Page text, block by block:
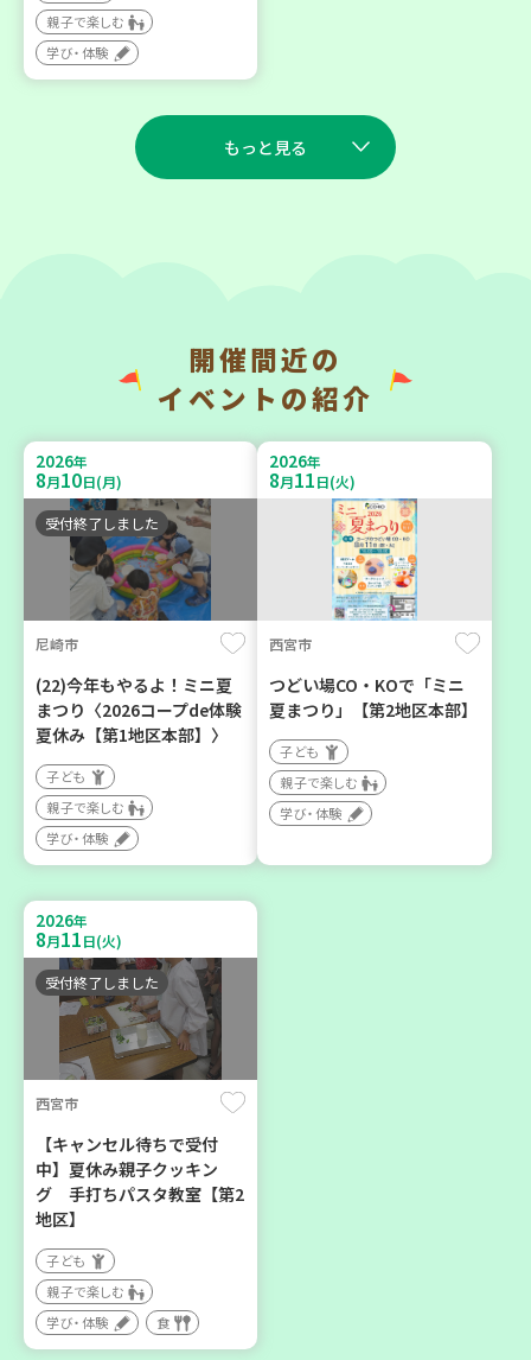
親子で楽しむ
学び・体験
もっと見る
助け合いカフェ＆コープく
【第4地区】
大人向け
ボランティア
カフェ・つどい場
トック ～いつもの食材で備
えよう～
大人向け
平和・防災
2026
8月1日(土)
明石市
2026年８月度 「子育てひ
ら高砂エリア～ 【第6地
区】
子ども
親子で楽しむ
学び・体験
2026
9月7日(月)
川西市
2026
10月 31日(土)
神戸市西区
【玉津】布ぞうりを作って
開催間近の
イベントの紹介
2026年
8月10日(月)
受付終了しました
尼崎市
(22)今年もやるよ！ミニ夏
まつり〈2026コープde体験
夏休み【第1地区本部】〉
子ども
親子で楽しむ
学び・体験
2026年
8月11日(火)
西宮市
つどい場CO・KOで「ミニ
夏まつり」【第2地区本部】
子ども
親子で楽しむ
学び・体験
2026年
8月11日(火)
受付終了しました
西宮市
【キャンセル待ちで受付
中】夏休み親子クッキン
グ 手打ちパスタ教室【第2
地区】
子ども
親子で楽しむ
学び・体験
食